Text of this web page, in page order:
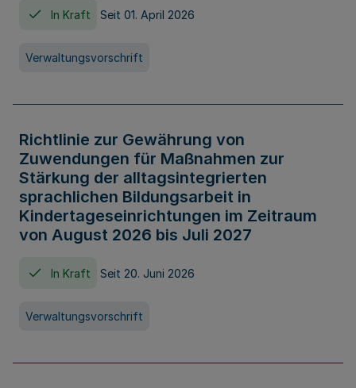
In Kraft Seit 01. April 2026
Verwaltungsvorschrift
Richtlinie zur Gewährung von
Zuwendungen für Maßnahmen zur
Stärkung der alltagsintegrierten
sprachlichen Bildungsarbeit in
Kindertageseinrichtungen im Zeitraum
von August 2026 bis Juli 2027
In Kraft Seit 20. Juni 2026
Verwaltungsvorschrift